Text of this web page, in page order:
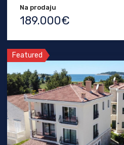
Na prodaju
189.000€
Featured